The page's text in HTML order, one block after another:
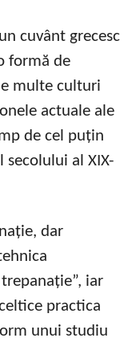
cuvânt grecesc
formă de
multe culturi
actuale ale
de cel puțin
al XIX-
dar
iar
practica
unui studiu